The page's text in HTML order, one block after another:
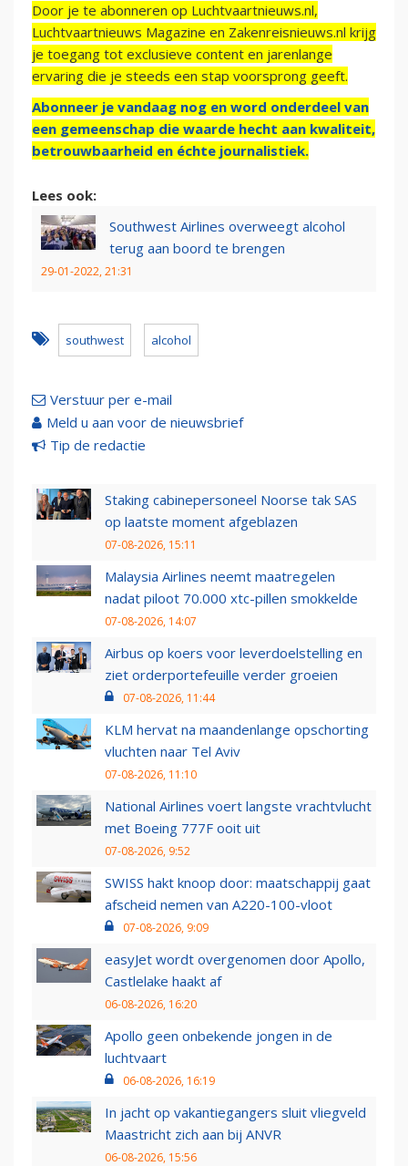
Door je te abonneren op Luchtvaartnieuws.nl,
Luchtvaartnieuws Magazine en Zakenreisnieuws.nl krijg
je toegang tot exclusieve content en jarenlange
ervaring die je steeds een stap voorsprong geeft.
Abonneer je vandaag nog en word onderdeel van
een gemeenschap die waarde hecht aan kwaliteit,
betrouwbaarheid en échte journalistiek.
Lees ook:
Southwest Airlines overweegt alcohol
terug aan boord te brengen
29-01-2022, 21:31
southwest alcohol
Verstuur per e-mail
Meld u aan voor de nieuwsbrief
Tip de redactie
Staking cabinepersoneel Noorse tak SAS
op laatste moment afgeblazen
07-08-2026, 15:11
Malaysia Airlines neemt maatregelen
nadat piloot 70.000 xtc-pillen smokkelde
07-08-2026, 14:07
Airbus op koers voor leverdoelstelling en
ziet orderportefeuille verder groeien
07-08-2026, 11:44
KLM hervat na maandenlange opschorting
vluchten naar Tel Aviv
07-08-2026, 11:10
National Airlines voert langste vrachtvlucht
met Boeing 777F ooit uit
07-08-2026, 9:52
SWISS hakt knoop door: maatschappij gaat
afscheid nemen van A220-100-vloot
07-08-2026, 9:09
easyJet wordt overgenomen door Apollo,
Castlelake haakt af
06-08-2026, 16:20
Apollo geen onbekende jongen in de
luchtvaart
06-08-2026, 16:19
In jacht op vakantiegangers sluit vliegveld
Maastricht zich aan bij ANVR
06-08-2026, 15:56